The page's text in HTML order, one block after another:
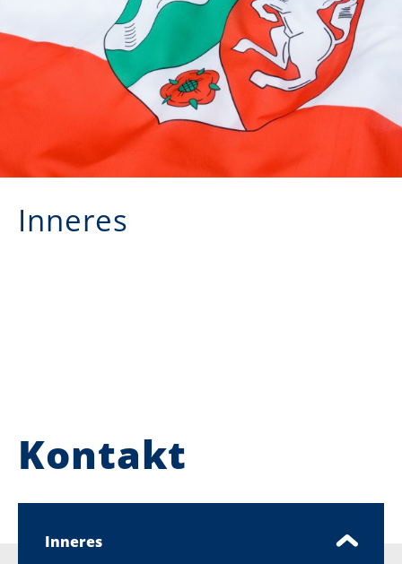
Inneres
Kontakt
Inneres